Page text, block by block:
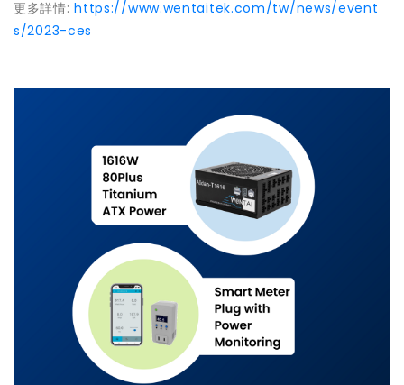
更多詳情:https://www.wentaitek.com/tw/news/event
s/2023-ces